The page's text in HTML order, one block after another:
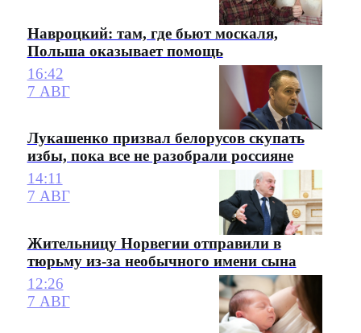
Навроцкий: там, где бьют москаля,
Польша оказывает помощь
16:42
7 АВГ
Лукашенко призвал белорусов скупать
избы, пока все не разобрали россияне
14:11
7 АВГ
Жительницу Норвегии отправили в
тюрьму из-за необычного имени сына
12:26
7 АВГ